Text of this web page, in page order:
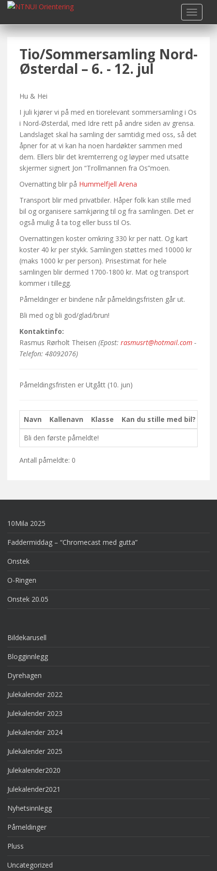
i
Tio/Sommersamling Nord-
Østerdal – 6. - 12. jul
Hu & Hei
I juli kjører vi på med en tiorelevant sommersamling i Os
i Nord-Østerdal, med Idre rett på andre siden av grensa.
Landslaget skal ha samling der samtidig med oss, så det
åpner for at vi kan ha noen hardøkter sammen med
dem. Ellers blir det kremterreng og løyper med utsatte
skjermer signert Jon “Trollmannen fra Os”moen.
Overnatting blir på Hummelfjell Arena
Transport blir med privatbiler. Håper folk kan stille med
bil og organisere samkjøring til og fra samlingen. Det er
også mulig å ta tog eller buss til Os.
Overnattingen koster omkring 330 kr per natt. Og kart
koster 40 kr per stykk. Samlingen støttes med 10000 kr
(maks 1000 kr per person). Prisestimat for hele
samlingen blir dermed 1700-1800 kr. Mat og transport
kommer i tillegg.
Påmeldinger er bindene når påmeldingsfristen går ut.
Bli med og bli god/glad/brun!
Kontaktinfo:
Rasmus Rørholt Theisen (Epost: rasmusrt@hotmail.com -
Telefon: 48092076)
Påmeldingsfristen er Utgått (10. jun)
Navn Kallenavn Klasse Kan du stille med bil?
Bli den første påmeldte!
Antall påmeldte: 0
10Mila 2025
Faddermiddag – “Chromecast med gutta”
Onstek
O-Ringen
Onstek 20.05
Bildekarusell
Blogginnlegg
Dyrehagen
Julekalender 2022
Julekalender 2023
Julekalender 2024
Julekalender 2025
Julekalender2020
Julekalender2021
Nyhetsinnlegg
Påmeldinger
Pluss
Uncategorized